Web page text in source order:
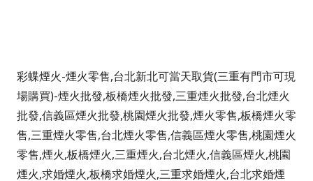
彩蝶煙火-煙火零售,台北新北可當天取貨(三重有門市可現
場購買)-煙火批發,板橋煙火批發,三重煙火批發,台北煙火
批發,信義區煙火批發,桃園煙火批發,煙火零售,板橋煙火零
售,三重煙火零售,台北煙火零售,信義區煙火零售,桃園煙火
零售,煙火,板橋煙火,三重煙火,台北煙火,信義區煙火,桃園
煙火,求婚煙火,板橋求婚煙火,三重求婚煙火,台北求婚煙